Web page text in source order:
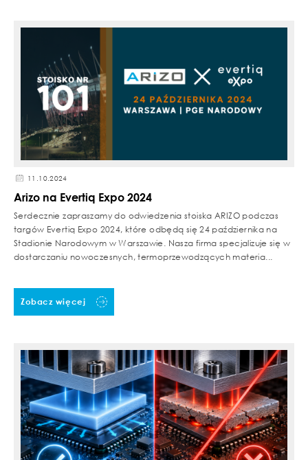
11.10.2024
Arizo na Evertiq Expo 2024
Serdecznie zapraszamy do odwiedzenia stoiska ARIZO podczas
targów Evertiq Expo 2024, które odbędą się 24 października na
Stadionie Narodowym w Warszawie. Nasza firma specjalizuje się w
dostarczaniu nowoczesnych, termoprzewodzących materia...
Zobacz więcej